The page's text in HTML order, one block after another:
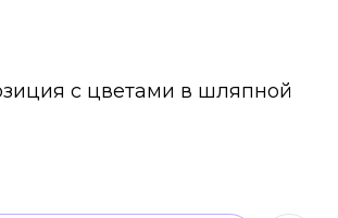
с цветами в шляпной